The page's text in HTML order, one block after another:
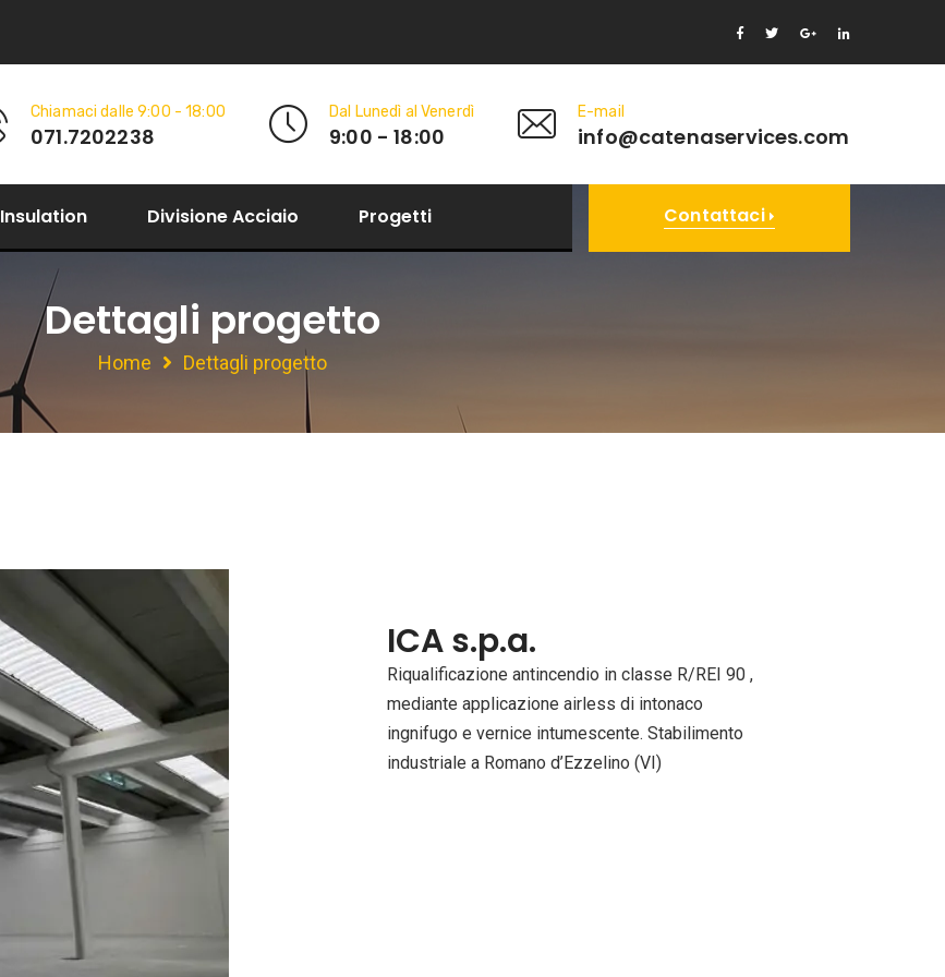
Chiamaci dalle 9:00 - 18:00
071.7202238
Dal Lunedì al Venerdì
9:00 - 18:00
E-mail
info@catenaservices.com
Insulation Divisione Acciaio Progetti Contattaci
Dettagli progetto
Home Dettagli progetto
ICA s.p.a.
Riqualificazione antincendio in classe R/REI 90 ,
mediante applicazione airless di intonaco
ingnifugo e vernice intumescente. Stabilimento
industriale a Romano d’Ezzelino (VI)